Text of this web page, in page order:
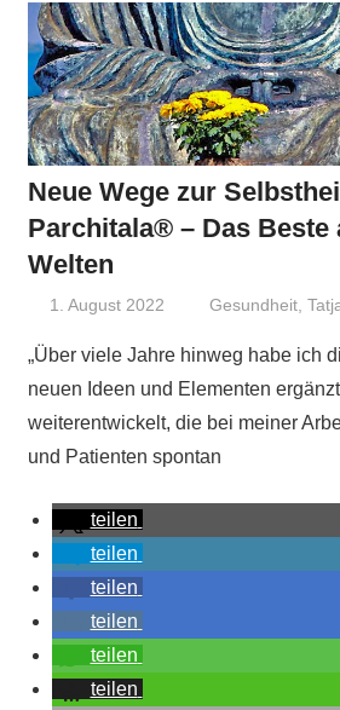
Neue Wege zur
Parchitala® – Das Beste
Welten
1. August 2022 Niki Vogt
Gesundheit ,
„Über viele Jahre hinweg habe ich
neuen Ideen und Elementen
weiterentwickelt, die bei meiner
und Patienten spontan
teilen
teilen
teilen
teilen
teilen
teilen